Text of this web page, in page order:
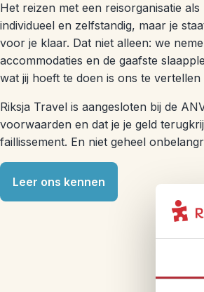
Het reizen met een reisorganisatie
individueel en zelfstandig, maar je
voor je klaar. Dat niet alleen: we
accommodaties en de gaafste
wat jij hoeft te doen is ons te
Riksja Travel is aangesloten bij de
voorwaarden en dat je je geld
faillissement. En niet geheel
Leer ons kennen